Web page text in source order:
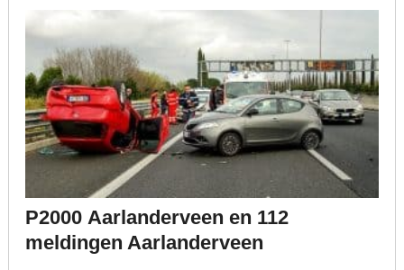
P2000 Aarlanderveen en 112
meldingen Aarlanderveen